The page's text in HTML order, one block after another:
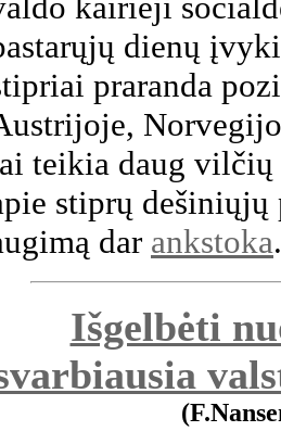
dienų
praranda
teikia daug vilčių
stiprų
dar ankstoka.
Išgelbėti